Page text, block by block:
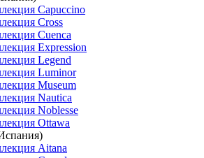
Capuccino
Cross
Cuenca
Expression
Legend
Luminor
Museum
Nautica
Noblesse
Ottawa
Aitana